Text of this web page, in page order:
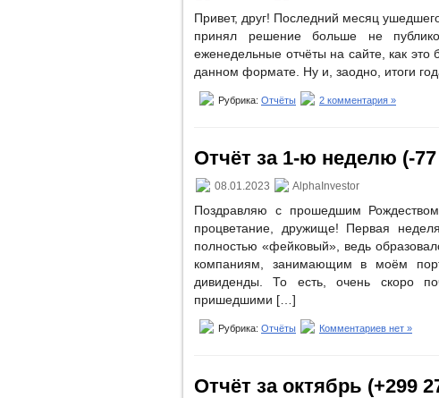
Привет, друг! Последний месяц
принял решение больше не
еженедельные отчёты на сайте, как это
данном формате. Ну и, заодно, итоги
Рубрика: Отчёты 2 комментария »
Отчёт за 1-ю неделю (-77
08.01.2023 AlphaInvestor
Поздравляю с прошедшим
процветание, дружище! Первая
полностью «фейковый», ведь
компаниям, занимающим в моём
дивиденды. То есть, очень скоро
пришедшими […]
Рубрика: Отчёты Комментариев нет »
Отчёт за октябрь (+299